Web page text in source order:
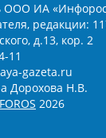
ООО ИА
редакции:
д.13, кор. 2
11
gazeta.ru
Дорохова Н.В.
2026